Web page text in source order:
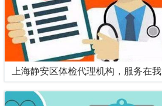
上海静安区体检代理机构，服务在我